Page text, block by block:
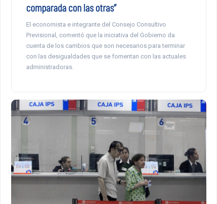
comparada con las otras”
El economista e integrante del Consejo Consultivo
Previsional, comentó que la iniciativa del Gobierno da
cuenta de los cambios que son necesarios para terminar
con las desigualdades que se fomentan con las actuales
administradoras.